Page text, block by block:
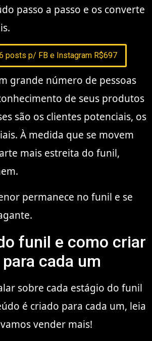
passo a passo e os converte
posts p/ FB e Instagram R$697
grande número de pessoas
de seus produtos
são os clientes potenciais, os
À medida que se movem
mais estreita do funil,
permanece no funil e se
funil e como criar
cada um
sobre cada estágio do funil
é criado para cada um, leia
vender mais!